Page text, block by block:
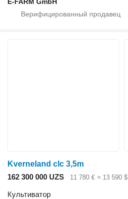
Kverneland clc 3,5m
162 300 000 UZS
11 780 € ≈ 13 590 $
Культиватор